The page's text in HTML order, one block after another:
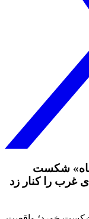
شاه» شکست
غرب را کنار زد